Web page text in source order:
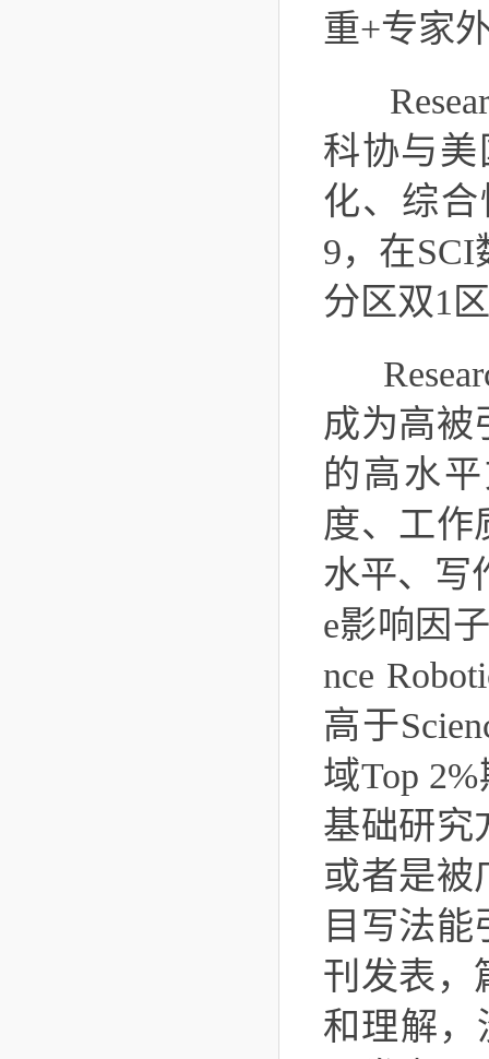
重+专家
科协与
化、综合
9，在
分区双1
成为高被
的高水
度、工作
水平、写
e影响因
nce
高于
域Top
基础研究
或者是被
目写法
刊发表，
和理解，